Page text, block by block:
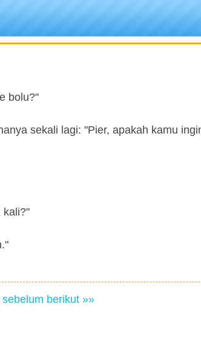
bolu?"
sekali lagi: "Pier, apakah kamu
kali?"
sebelum berikut »»